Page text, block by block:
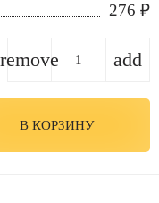
276 ₽
remove add
В КОРЗИНУ